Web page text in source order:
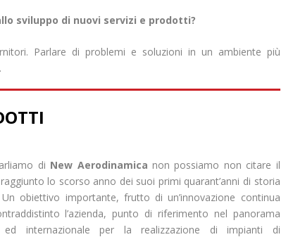
sviluppo di nuovi servizi e prodotti?
Parlare di problemi e soluzioni in un ambiente più
di New Aerodinamica non possiamo non citare il
lo scorso anno dei suoi primi quarant’anni di storia
Un obiettivo importante, frutto di un’innovazione continua
l’azienda, punto di riferimento nel panorama
ed internazionale per la realizzazione di impianti di